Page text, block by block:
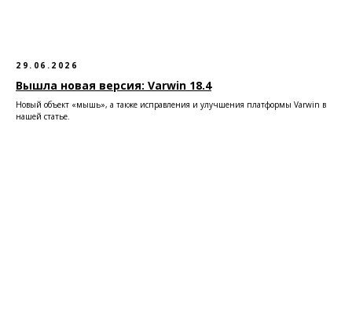
29.06.2026
Вышла новая версия: Varwin 18.4
Новый объект «мышь», а также исправления и улучшения платформы Varwin в
нашей статье.